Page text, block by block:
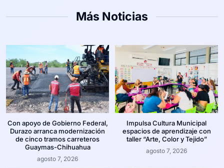
Más Noticias
Con apoyo de Gobierno Federal,
Durazo arranca modernización
de cinco tramos carreteros
Guaymas-Chihuahua
agosto 7, 2026
Impulsa Cultura Municipal
espacios de aprendizaje con
taller “Arte, Color y Tejido”
agosto 7, 2026